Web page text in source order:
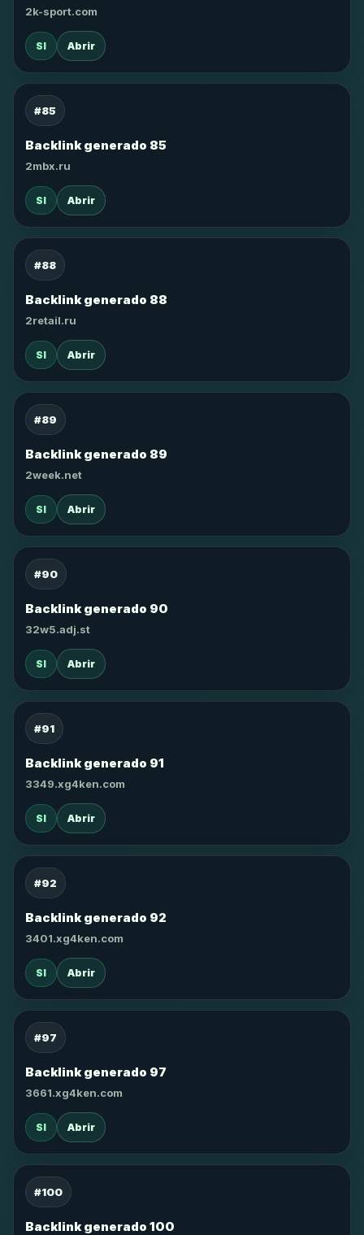
2k-sport.com
SI Abrir
#85
Backlink generado 85
2mbx.ru
SI Abrir
#88
Backlink generado 88
2retail.ru
SI Abrir
#89
Backlink generado 89
2week.net
SI Abrir
#90
Backlink generado 90
32w5.adj.st
SI Abrir
#91
Backlink generado 91
3349.xg4ken.com
SI Abrir
#92
Backlink generado 92
3401.xg4ken.com
SI Abrir
#97
Backlink generado 97
3661.xg4ken.com
SI Abrir
#100
Backlink generado 100